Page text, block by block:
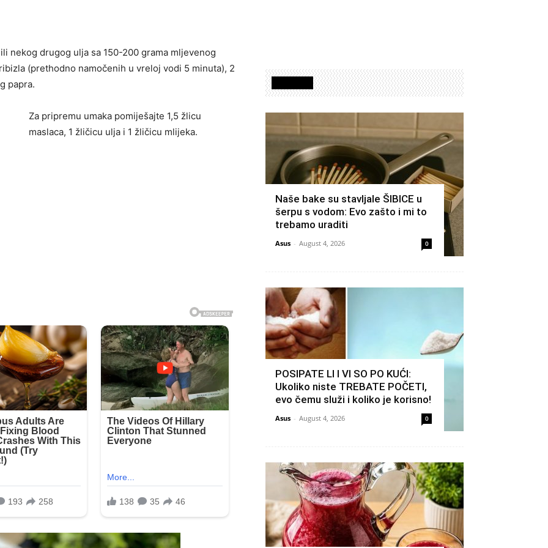
nekog drugog ulja sa 150-200 grama mljevenog
(prethodno namočenih u vreloj vodi 5 minuta), 2
papra.
Za pripremu umaka pomiješajte 1,5 žlicu
maslaca, 1 žličicu ulja i 1 žličicu mlijeka.
Naše bake su stavljale ŠIBICE u
šerpu s vodom: Evo zašto i mi to
trebamo uraditi
Asus - August 4, 2026 0
POSIPATE LI I VI SO PO KUĆI:
Ukoliko niste TREBATE POČETI,
evo čemu služi i koliko je korisno!
Asus - August 4, 2026 0